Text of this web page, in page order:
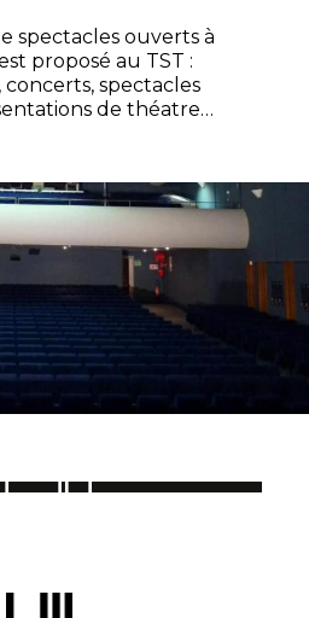
spectacles ouverts à
proposé au TST :
concerts, spectacles
de théatre…